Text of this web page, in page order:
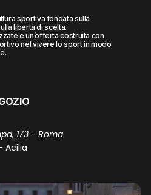
sportiva fondata sulla
libertà di scelta.
e un’offerta costruita con
nel vivere lo sport in modo
173 - Roma
Acilia